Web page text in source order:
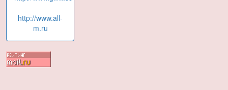
http://www.all-
m.ru